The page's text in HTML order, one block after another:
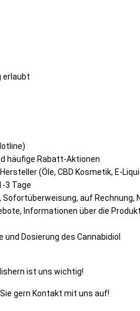
erlaubt
häufige Rabatt-Aktionen
(Öle, CBD Kosmetik, E-
3 Tage
Sofortüberweisung, auf Rechnung,
Informationen über die
und Dosierung des Cannabidiol
ist uns wichtig!
gern Kontakt mit uns auf!